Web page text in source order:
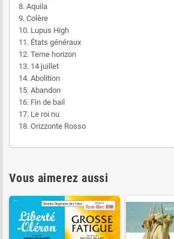
8. Aquila
9. Colère
10. Lupus High
11. États généraux
12. Terne horizon
13. 14 juillet
14. Abolition
15. Abandon
16. Fin de bail
17. Le roi nu
18. Orizzonte Rosso
Vous aimerez aussi